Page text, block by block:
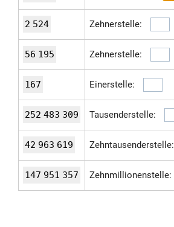
2 524 Zehnerstelle:
56 195 Zehnerstelle:
167 Einerstelle:
252 483 309 Tausenderstelle:
42 963 619 Zehntausenderstelle:
147 951 357 Zehnmillionenstelle: